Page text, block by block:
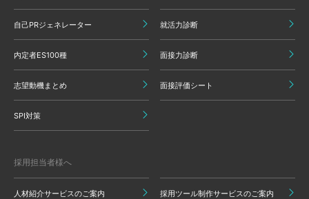
自己PRジェネレーター 就活力診断
内定者ES100種 面接力診断
志望動機まとめ 面接評価シート
SPI対策
採用担当者様へ
人材紹介サービスのご案内 採用ツール制作サービスのご案内